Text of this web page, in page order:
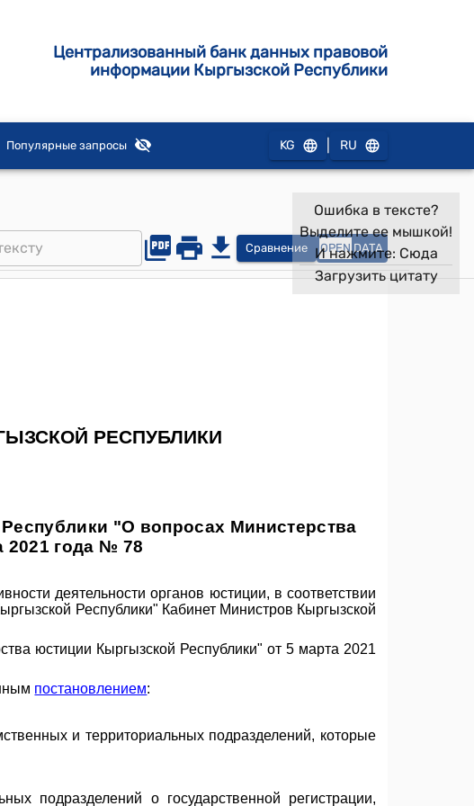
Централизованный банк данных правовой
информации Кыргызской Республики
Популярные запросы KG RU
Сравнение OPEN DATA
Ошибка в тексте?
Выделите ее мышкой!
И нажмите: Сюда
Загрузить цитату